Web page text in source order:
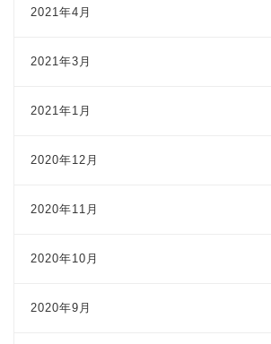
2021年4月
2021年3月
2021年1月
2020年12月
2020年11月
2020年10月
2020年9月